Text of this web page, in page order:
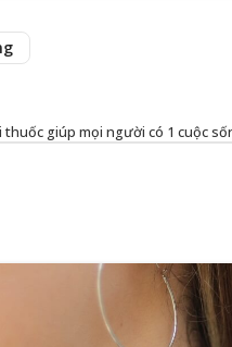
giúp mọi người có 1 cuộc